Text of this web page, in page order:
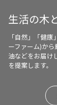
生活の木
「自然」「健
ーファーム)か
油などをお届け
を提案します。